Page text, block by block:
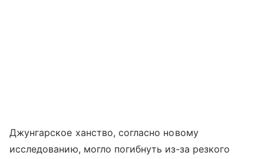
Джунгарское ханство, согласно новому
исследованию, могло погибнуть из‑за резкого